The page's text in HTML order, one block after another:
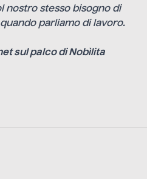
nostro stesso bisogno di
parliamo di lavoro.
sul palco di Nobìlita